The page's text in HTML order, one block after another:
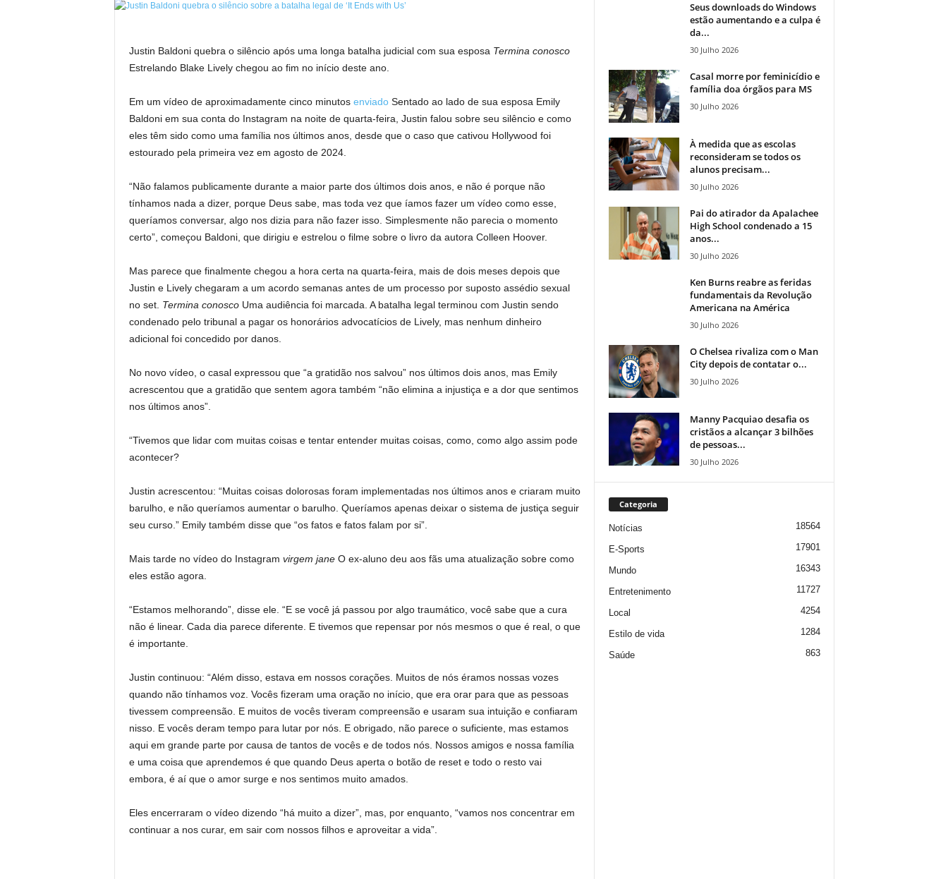
Justin Baldoni quebra o silêncio após uma longa batalha judicial com sua esposa Termina conosco
Estrelando Blake Lively chegou ao fim no início deste ano.
Em um vídeo de aproximadamente cinco minutos enviado Sentado ao lado de sua esposa Emily
Baldoni em sua conta do Instagram na noite de quarta-feira, Justin falou sobre seu silêncio e como
eles têm sido como uma família nos últimos anos, desde que o caso que cativou Hollywood foi
estourado pela primeira vez em agosto de 2024.
“Não falamos publicamente durante a maior parte dos últimos dois anos, e não é porque não
tínhamos nada a dizer, porque Deus sabe, mas toda vez que íamos fazer um vídeo como esse,
queríamos conversar, algo nos dizia para não fazer isso. Simplesmente não parecia o momento
certo”, começou Baldoni, que dirigiu e estrelou o filme sobre o livro da autora Colleen Hoover.
Mas parece que finalmente chegou a hora certa na quarta-feira, mais de dois meses depois que
Justin e Lively chegaram a um acordo semanas antes de um processo por suposto assédio sexual
no set. Termina conoscoUma audiência foi marcada. A batalha legal terminou com Justin sendo
condenado pelo tribunal a pagar os honorários advocatícios de Lively, mas nenhum dinheiro
adicional foi concedido por danos.
No novo vídeo, o casal expressou que “a gratidão nos salvou” nos últimos dois anos, mas Emily
acrescentou que a gratidão que sentem agora também “não elimina a injustiça e a dor que sentimos
nos últimos anos”.
“Tivemos que lidar com muitas coisas e tentar entender muitas coisas, como, como algo assim pode
acontecer?
Justin acrescentou: “Muitas coisas dolorosas foram implementadas nos últimos anos e criaram muito
barulho, e não queríamos aumentar o barulho. Queríamos apenas deixar o sistema de justiça seguir
seu curso.” Emily também disse que “os fatos e fatos falam por si”.
Mais tarde no vídeo do Instagram virgem janeO ex-aluno deu aos fãs uma atualização sobre como
eles estão agora.
“Estamos melhorando”, disse ele. “E se você já passou por algo traumático, você sabe que a cura
não é linear. Cada dia parece diferente. E tivemos que repensar por nós mesmos o que é real, o que
é importante.
Justin continuou: “Além disso, estava em nossos corações. Muitos de nós éramos nossas vozes
quando não tínhamos voz. Vocês fizeram uma oração no início, que era orar para que as pessoas
tivessem compreensão. E muitos de vocês tiveram compreensão e usaram sua intuição e confiaram
nisso. E vocês deram tempo para lutar por nós. E obrigado, não parece o suficiente, mas estamos
aqui em grande parte por causa de tantos de vocês e de todos nós. Nossos amigos e nossa família
e uma coisa que aprendemos é que quando Deus aperta o botão de reset e todo o resto vai
embora, é aí que o amor surge e nos sentimos muito amados.
Eles encerraram o vídeo dizendo “há muito a dizer”, mas, por enquanto, “vamos nos concentrar em
continuar a nos curar, em sair com nossos filhos e aproveitar a vida”.
Seus downloads do Windows
estão aumentando e a culpa é
da...
30 Julho 2026
Casal morre por feminicídio e
família doa órgãos para MS
30 Julho 2026
À medida que as escolas
reconsideram se todos os
alunos precisam...
30 Julho 2026
Pai do atirador da Apalachee
High School condenado a 15
anos...
30 Julho 2026
Ken Burns reabre as feridas
fundamentais da Revolução
Americana na América
30 Julho 2026
O Chelsea rivaliza com o Man
City depois de contatar o...
30 Julho 2026
Manny Pacquiao desafia os
cristãos a alcançar 3 bilhões
de pessoas...
30 Julho 2026
Categoria
Notícias 18564
E-Sports 17901
Mundo 16343
Entretenimento 11727
Local 4254
Estilo de vida 1284
Saúde 863